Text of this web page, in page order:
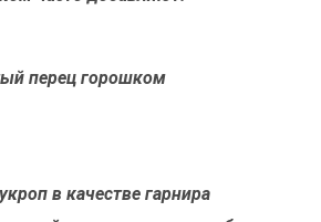
перец горошком
в качестве гарнира